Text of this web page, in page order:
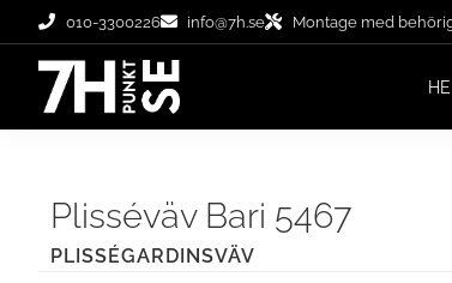
010-3300226 info@7h.se Montage med
Plisséväv Bari 5467
PLISSÉGARDINSVÄV